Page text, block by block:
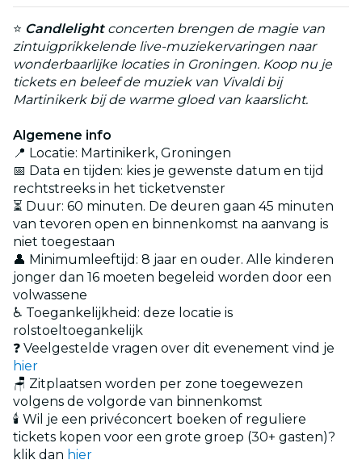
⭐ Candlelight concerten brengen de magie van
zintuigprikkelende live-muziekervaringen naar
wonderbaarlijke locaties in Groningen. Koop nu je
tickets en beleef de muziek van Vivaldi bij
Martinikerk bij de warme gloed van kaarslicht.
Algemene info
📍 Locatie: Martinikerk, Groningen
📅 Data en tijden: kies je gewenste datum en tijd
rechtstreeks in het ticketvenster
⏳ Duur: 60 minuten. De deuren gaan 45 minuten
van tevoren open en binnenkomst na aanvang is
niet toegestaan
👤 Minimumleeftijd: 8 jaar en ouder. Alle kinderen
jonger dan 16 moeten begeleid worden door een
volwassene
♿ Toegankelijkheid: deze locatie is
rolstoeltoegankelijk
❓ Veelgestelde vragen over dit evenement vind je
hier
🪑 Zitplaatsen worden per zone toegewezen
volgens de volgorde van binnenkomst
🕯️ Wil je een privéconcert boeken of reguliere
tickets kopen voor een grote groep (30+ gasten)?
klik dan hier